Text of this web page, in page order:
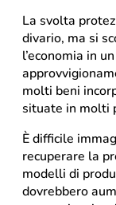
La svolta
divario, ma si
l’economia in
molti beni
situate in molti
È difficile
recuperare la
modelli di
dovrebbero